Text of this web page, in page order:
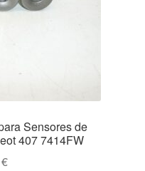
Sensores de
407 7414FW
€